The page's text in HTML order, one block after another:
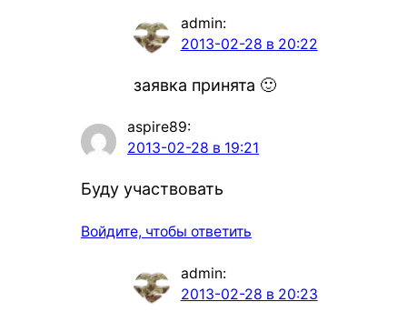
admin:
2013-02-28 в 20:22
заявка принята 🙂
aspire89:
2013-02-28 в 19:21
Буду участвовать
Войдите, чтобы ответить
admin:
2013-02-28 в 20:23